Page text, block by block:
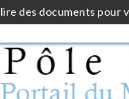
des documents pour
de projet en 2023
web libre open